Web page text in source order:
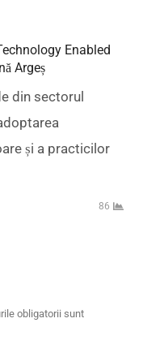
Enabled
Argeș
din sectorul
și a practicilor
86
obligatorii sunt